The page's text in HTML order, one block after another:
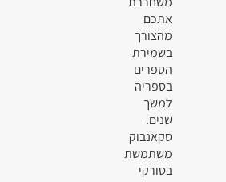
אתכם
מהצורך
בשמירת
הספרים
בספריה
למשך
שנים.
סקאנבוק
משתמשת
בסורקי